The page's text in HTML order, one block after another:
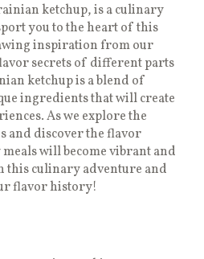
ketchup, is a culinary
you to the heart of this
inspiration from our
secrets of different parts
ketchup is a blend of
ingredients that will create
As we explore the
and discover the flavor
will become vibrant and
this culinary adventure and
flavor history!